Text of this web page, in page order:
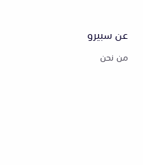
عن سبيرو
من نحن